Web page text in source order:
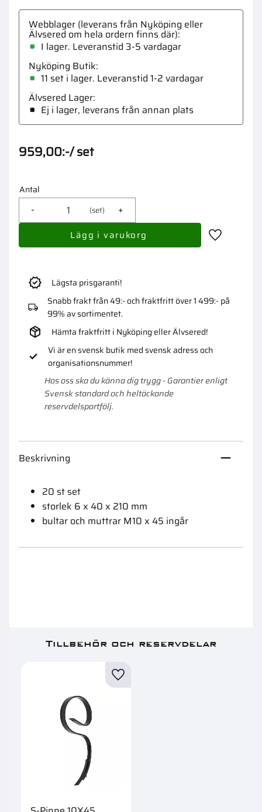
959,00:-/set
Antal
set +
-
Lägg till i
Lägsta prisgaranti!
Snabb frakt från 49:- och fraktfritt över 1 499:- på
99% av sortimentet.
Hämta fraktfritt i Nyköping eller Älvsered!
Vi är en svensk butik med svensk adress och
organisationsnummer!
Hos oss ska du känna dig trygg - Garantier enligt
Svensk standard och heltäckande
reservdelsportfölj.
Webblager (leverans från Nyköping eller
Älvsered om hela ordern finns där)
I lager. Leveranstid 3-5 vardagar
Nyköping Butik
11 set i lager
Älvsered Lager
Ej i lager, leverans från annan plats
Beskrivning
20 st set
storlek 6 x 40 x 210 mm
bultar och muttrar M10 x 45 ingår
Tillbehör och reservdelar
Lägg till i favoriter